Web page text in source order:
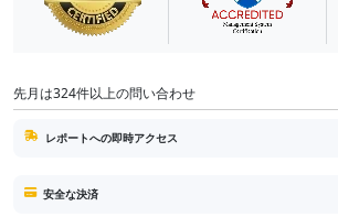
先月は324件以上の問い合わせ
レポートへの即時アクセス
安全な決済